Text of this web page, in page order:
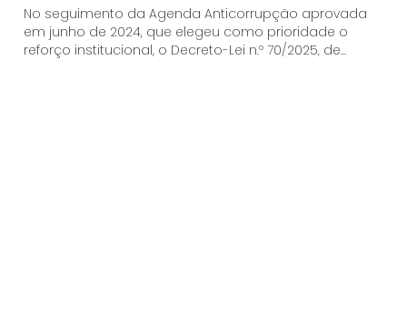
No seguimento da Agenda Anticorrupção aprovada
em junho de 2024, que elegeu como prioridade o
reforço institucional, o Decreto-Lei n.º 70/2025, de...